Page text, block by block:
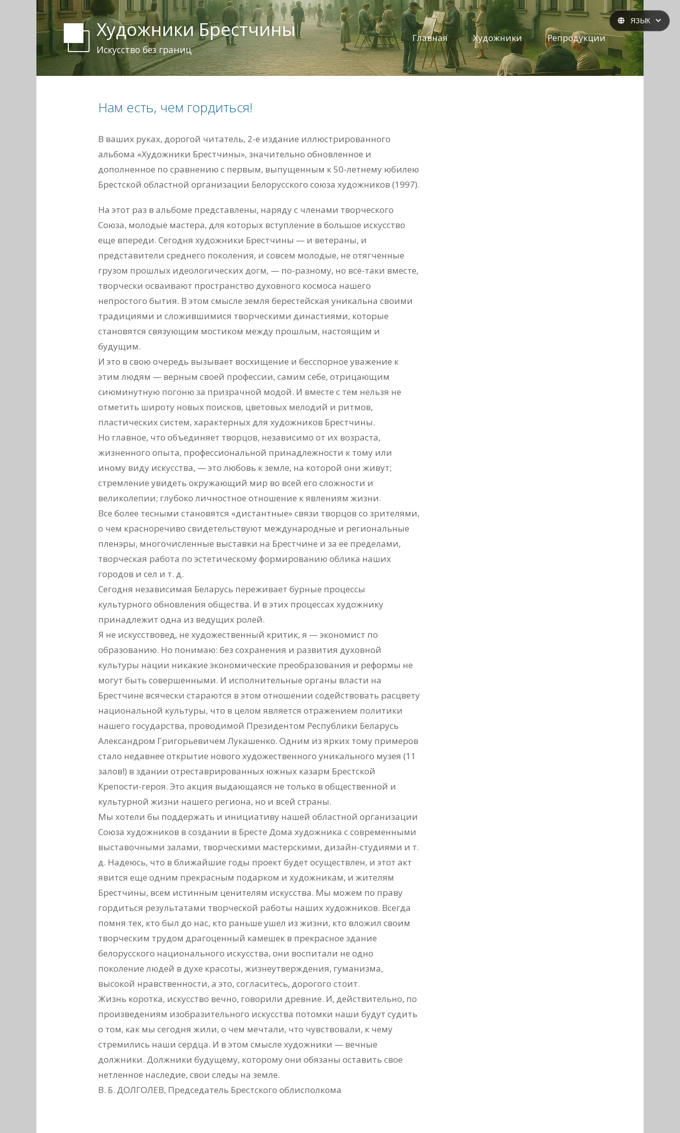
ЯЗЫК
Художники Брестчины
Искусство без границ
Главная Художники Репродукции
Нам есть, чем гордиться!
В ваших руках, дорогой читатель, 2-е издание иллюстрированного
альбома «Художники Брестчины», значительно обновленное и
дополненное по сравнению с первым, выпущенным к 50-летнему юбилею
Брестской областной организации Белорусского союза художников (1997).
На этот раз в альбоме представлены, наряду с членами творческого
Союза, молодые мастера, для которых вступление в большое искусство
еще впереди. Сегодня художники Брестчины — и ветераны, и
представители среднего поколения, и совсем молодые, не отягченные
грузом прошлых идеологических догм, — по-разному, но все-таки вместе,
творчески осваивают пространство духовного космоса нашего
непростого бытия. В этом смысле земля берестейская уникальна своими
традициями и сложившимися творческими династиями, которые
становятся связующим мостиком между прошлым, настоящим и
будущим.
И это в свою очередь вызывает восхищение и бесспорное уважение к
этим людям — верным своей профессии, самим себе, отрицающим
сиюминутную погоню за призрачной модой. И вместе с тем нельзя не
отметить широту новых поисков, цветовых мелодий и ритмов,
пластических систем, характерных для художников Брестчины.
Но главное, что объединяет творцов, независимо от их возраста,
жизненного опыта, профессиональной принадлежности к тому или
иному виду искусства, — это любовь к земле, на которой они живут;
стремление увидеть окружающий мир во всей его сложности и
великолепии; глубоко личностное отношение к явлениям жизни.
Все более тесными становятся «дистантные» связи творцов со зрителями,
о чем красноречиво свидетельствуют международные и региональные
пленэры, многочисленные выставки на Брестчине и за ее пределами,
творческая работа по эстетическому формированию облика наших
городов и сел и т. д.
Сегодня независимая Беларусь переживает бурные процессы
культурного обновления общества. И в этих процессах художнику
принадлежит одна из ведущих ролей.
Я не искусствовед, не художественный критик, я — экономист по
образованию. Но понимаю: без сохранения и развития духовной
культуры нации никакие экономические преобразования и реформы не
могут быть совершенными. И исполнительные органы власти на
Брестчине всячески стараются в этом отношении содействовать расцвету
национальной культуры, что в целом является отражением политики
нашего государства, проводимой Президентом Республики Беларусь
Александром Григорьевичем Лукашенко. Одним из ярких тому примеров
стало недавнее открытие нового художественного уникального музея (11
залов!) в здании отреставрированных южных казарм Брестской
Крепости-героя. Это акция выдающаяся не только в общественной и
культурной жизни нашего региона, но и всей страны.
Мы хотели бы поддержать и инициативу нашей областной организации
Союза художников в создании в Бресте Дома художника с современными
выставочными залами, творческими мастерскими, дизайн-студиями и т.
д. Надеюсь, что в ближайшие годы проект будет осуществлен, и этот акт
явится еще одним прекрасным подарком и художникам, и жителям
Брестчины, всем истинным ценителям искусства. Мы можем по праву
гордиться результатами творческой работы наших художников. Всегда
помня тех, кто был до нас, кто раньше ушел из жизни, кто вложил своим
творческим трудом драгоценный камешек в прекрасное здание
белорусского национального искусства, они воспитали не одно
поколение людей в духе красоты, жизнеутверждения, гуманизма,
высокой нравственности, а это, согласитесь, дорогого стоит.
Жизнь коротка, искусство вечно, говорили древние. И, действительно, по
произведениям изобразительного искусства потомки наши будут судить
о том, как мы сегодня жили, о чем мечтали, что чувствовали, к чему
стремились наши сердца. И в этом смысле художники — вечные
должники. Должники будущему, которому они обязаны оставить свое
нетленное наследие, свои следы на земле.
В. Б. ДОЛГОЛЕВ, Председатель Брестского облисполкома